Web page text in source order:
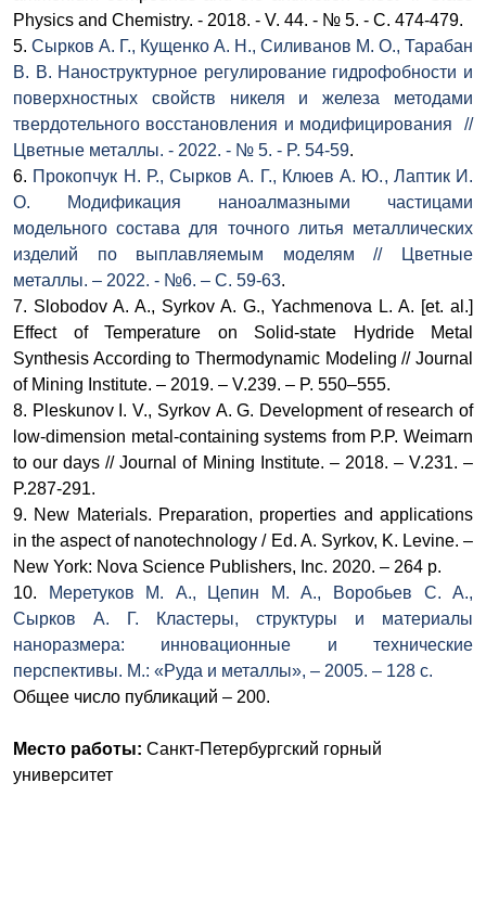
Physics and Chemistry. - 2018. - V. 44. - № 5. - С. 474-479.
5. Сырков А. Г., Кущенко А. Н., Силиванов М. О., Тарабан
В. В. Наноструктурное регулирование гидрофобности и
поверхностных свойств никеля и железа методами
твердотельного восстановления и модифицирования
//
Цветные металлы. - 2022. - № 5. - P. 54-59.
6. Прокопчук Н. Р., СырковА. Г., КлюевА. Ю., Лаптик И.
О.
Модификация наноалмазными частицами
модельного состава для точного литья металлических
изделий по выплавляемым моделям // Цветные
металлы. – 2022. - №6. – С. 59-63.
7. Slobodov A. A., Syrkov A. G., Yachmenova L. A. [et. al.]
Effect of Temperature on Solid-state Hydride Metal
Synthesis According to Thermodynamic Modeling // Journal
of Mining Institute. – 2019. – V.239. – P. 550–555.
8. Pleskunov I. V., Syrkov A. G. Development of research of
low-dimension metal-containing systems from P.P. Weimarn
to our days // Journal of Mining Institute. – 2018. – V.231. –
P.287-291.
9. New Materials. Preparation, properties and applications
in the aspect of nanotechnology / Ed. A. Syrkov, K. Levine. –
New York: Nova Science Publishers, Inc. 2020. – 264 p.
10.
Меретуков М. А., Цепин М. А., Воробьев С. А.,
Сырков А. Г.
Кластеры, структуры и материалы
наноразмера: инновационные и технические
перспективы. М.: «Руда и металлы», – 2005. – 128 с.
Общее число публикаций – 200.
Место работы: Санкт-Петербургский горный
университет